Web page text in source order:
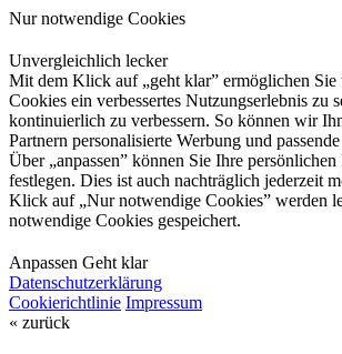
Nur notwendige Cookies
Unvergleichlich lecker
Mit dem Klick auf „geht klar” ermöglichen Sie
Cookies ein verbessertes Nutzungserlebnis zu
kontinuierlich zu verbessern. So können wir
Partnern personalisierte Werbung und
Über „anpassen” können Sie Ihre persönlichen
festlegen. Dies ist auch nachträglich jederzeit
Klick auf „Nur notwendige Cookies” werden
notwendige Cookies gespeichert.
Anpassen Geht klar
Datenschutzerklärung
Cookierichtlinie Impressum
« zurück